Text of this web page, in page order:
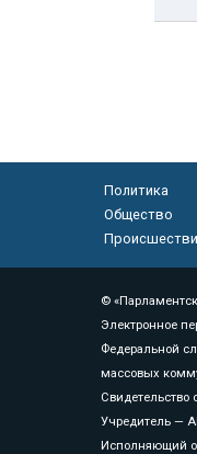
Политика
Общество
©
Электронное
Федеральной
массовых
Свидетельство
Учредитель —
Исполняющий